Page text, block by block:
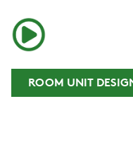
ROOM UNIT